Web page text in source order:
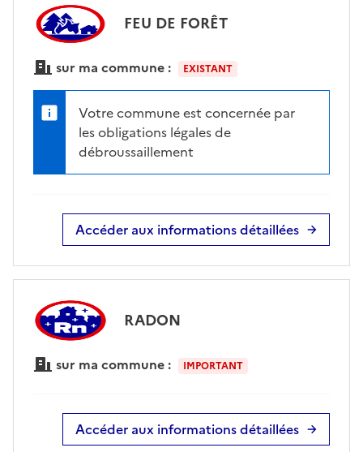
FEU DE FORÊT
sur ma commune : EXISTANT
Votre commune est concernée par
les obligations légales de
débroussaillement
Accéder aux informations détaillées
RADON
sur ma commune : IMPORTANT
Accéder aux informations détaillées